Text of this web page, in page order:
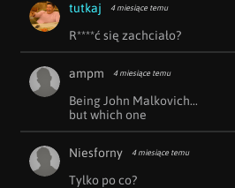
tutkaj 4 miesiące temu
R****ć się zachciało?
ampm 4 miesiące temu
Being John Malkovich...
but which one
Niesforny 4 miesiące temu
Tylko po co?